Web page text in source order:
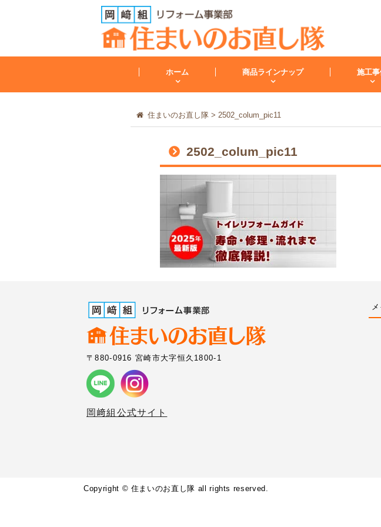
ホーム 商品ラインナップ
トイレリフォーム 洗面台
給湯器
施工事
トイレ キッチン
その他
会社案内 スタッフ紹介
工事保証について
住まいのお直し隊> 2502_colum_pic11
2502_colum_pic11
〒880-0916 宮崎市大字恒久1800-1
岡﨑組公式サイト
Copyright © 住まいのお直し隊 all rights reserved.